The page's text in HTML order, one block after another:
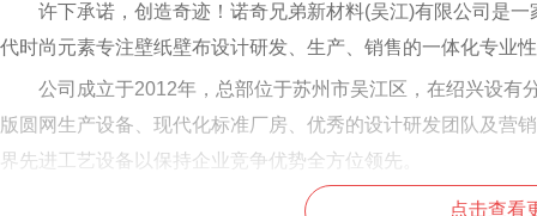
许下承诺，创造奇迹！诺奇兄弟新材料(吴江)有限公司是
代时尚元素专注壁纸壁布设计研发、生产、销售的一体化专业
公司成立于2012年，总部位于苏州市吴江区，在绍兴设
版圆网生产设备、现代化标准厂房、优秀的设计研发团队及营
界先进工艺设备以保持企业竞争优势全方位领先。
点击查看